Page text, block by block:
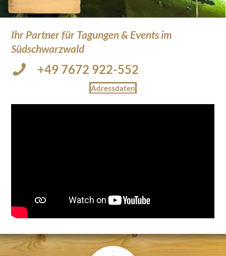
Ihr Partner für Tagungen & Events im
Südschwarzwald
+49 7672 922-552
Adressdaten